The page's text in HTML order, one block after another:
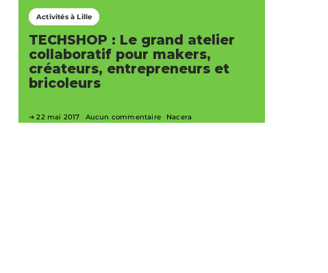
Activités à Lille
TECHSHOP : Le grand atelier
collaboratif pour makers,
créateurs, entrepreneurs et
bricoleurs
22 mai 2017 Aucun commentaire Nacera